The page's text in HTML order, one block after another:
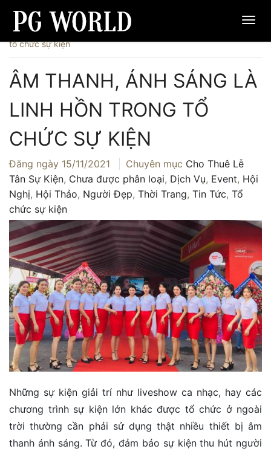
Trang chủ › Người Đẹp›Âm thanh, ánh sáng là linh hồn trong
tổ chức sự kiện
ÂM THANH, ÁNH SÁNG LÀ
LINH HỒN TRONG TỔ
CHỨC SỰ KIỆN
Đăng ngày 15/11/2021 Chuyên mục Cho Thuê Lễ
Tân Sự Kiện, Chưa được phân loại, Dịch Vụ, Event, Hội
Nghị, Hội Thảo, Người Đẹp, Thời Trang, Tin Tức, Tổ
chức sự kiện
Những sự kiện giải trí như liveshow ca nhạc, hay các
chương trình sự kiện lớn khác được tổ chức ở ngoài
trời thường cần phải sử dụng thật nhiều thiết bị âm
thanh ánh sáng. Từ đó, đảm bảo sự kiện thu hút người